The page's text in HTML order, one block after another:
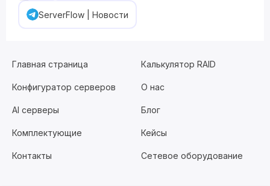
ServerFlow | Новости
Главная страница Калькулятор RAID
Конфигуратор серверов О нас
AI серверы Блог
Комплектующие Кейсы
Контакты Сетевое оборудование